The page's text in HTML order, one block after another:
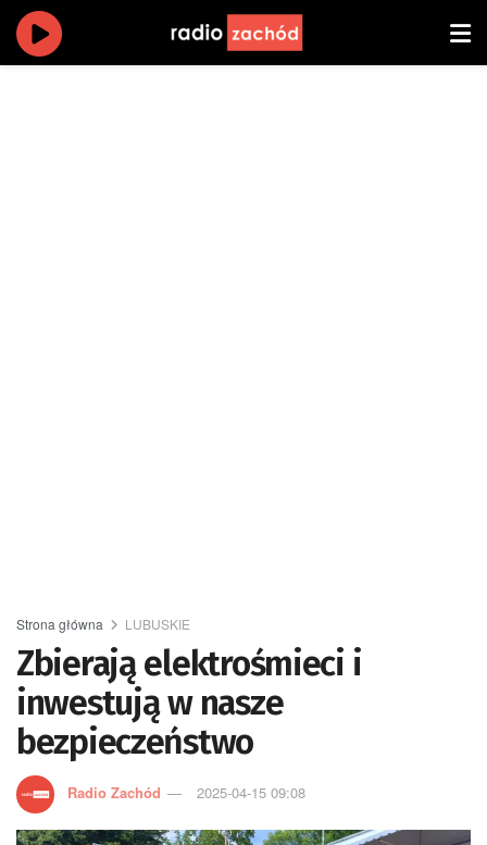
Strona główna LUBUSKIE
Zbierają elektrośmieci i
inwestują w nasze
bezpieczeństwo
Radio Zachód 2025-04-15 09:08